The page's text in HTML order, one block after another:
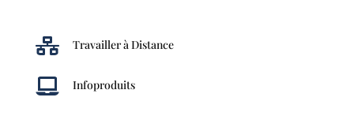
 Travailler à Distance
 Infoproduits